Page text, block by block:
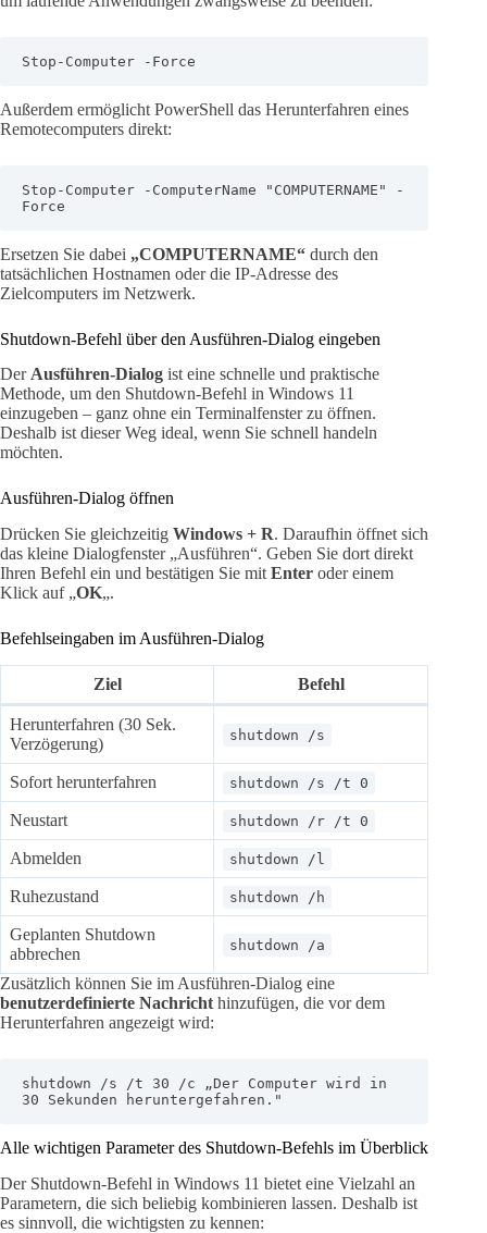
Stop-Computer -Force
Außerdem ermöglicht PowerShell das Herunterfahren eines
Remotecomputers direkt:
Stop-Computer -ComputerName "COMPUTERNAME" -
Force
Ersetzen Sie dabei „COMPUTERNAME“ durch den
tatsächlichen Hostnamen oder die IP-Adresse des
Zielcomputers im Netzwerk.
Shutdown-Befehl über den Ausführen-Dialog eingeben
Der Ausführen-Dialog ist eine schnelle und praktische
Methode, um den Shutdown-Befehl in Windows 11
einzugeben – ganz ohne ein Terminalfenster zu öffnen.
Deshalb ist dieser Weg ideal, wenn Sie schnell handeln
möchten.
Ausführen-Dialog öffnen
Drücken Sie gleichzeitig Windows + R. Daraufhin öffnet sich
das kleine Dialogfenster „Ausführen“. Geben Sie dort direkt
Ihren Befehl ein und bestätigen Sie mit Enter oder einem
Klick auf „OK„.
Befehlseingaben im Ausführen-Dialog
Ziel Befehl
Herunterfahren (30 Sek.
Verzögerung)
shutdown /s
Sofort herunterfahren shutdown /s /t 0
Neustart shutdown /r /t 0
Abmelden shutdown /l
Ruhezustand shutdown /h
Geplanten Shutdown
abbrechen
shutdown /a
Zusätzlich können Sie im Ausführen-Dialog eine
benutzerdefinierte Nachricht hinzufügen, die vor dem
Herunterfahren angezeigt wird:
shutdown /s /t 30 /c „Der Computer wird in
30 Sekunden heruntergefahren."
Alle wichtigen Parameter des Shutdown-Befehls im Überblick
Der Shutdown-Befehl in Windows 11 bietet eine Vielzahl an
Parametern, die sich beliebig kombinieren lassen. Deshalb ist
es sinnvoll, die wichtigsten zu kennen: